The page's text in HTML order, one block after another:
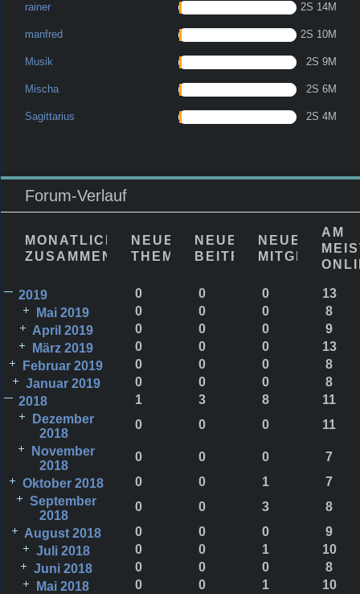
rainer 2S 14M
manfred 2S 10M
Musik 2S 9M
Mischa 2S 6M
Sagittarius 2S 4M
Forum-Verlauf
MONATLICHE
ZUSAMMENFASSUNG
NEUE
THEMEN
NEUE
BEITRÄGE
NEUE
MITGLIEDER
AM
2019 0 0 0
13
Mai 2019
0 0 0
8
April 2019
0 0 0
9
März 2019
0 0 0
13
Februar 2019
0 0 0
8
Januar 2019
0 0 0
8
2018
1 3 8
11
Dezember
2018
0 0 0
11
November
2018
0 0 0
7
Oktober 2018
0 0 1
7
September
2018
0 0 3
8
August 2018
0 0 0
9
Juli 2018
0 0 1
10
Juni 2018
0 0 0
8
Mai 2018
0 0 1
10